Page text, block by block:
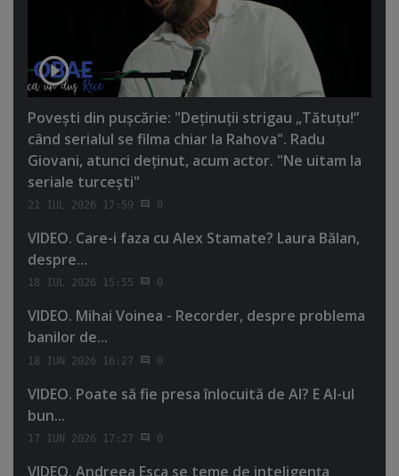
Poveşti din puşcărie: "Deţinuţii strigau „Tătuţu!”
când serialul se filma chiar la Rahova". Radu
Giovani, atunci deţinut, acum actor. "Ne uitam la
seriale turceşti"
21 IUL 2026 17:59 0
VIDEO. Care-i faza cu Alex Stamate? Laura Bălan,
despre...
18 IUL 2026 15:55 0
VIDEO. Mihai Voinea - Recorder, despre problema
banilor de...
18 IUN 2026 16:27 0
VIDEO. Poate să fie presa înlocuită de AI? E AI-ul
bun...
17 IUN 2026 17:27 0
VIDEO. Andreea Esca se teme de inteligenţa